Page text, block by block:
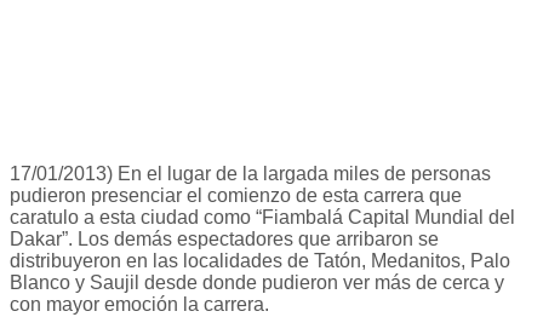
17/01/2013) En el lugar de la largada miles de personas
pudieron presenciar el comienzo de esta carrera que
caratulo a esta ciudad como “Fiambalá Capital Mundial del
Dakar”. Los demás espectadores que arribaron se
distribuyeron en las localidades de Tatón, Medanitos, Palo
Blanco y Saujil desde donde pudieron ver más de cerca y
con mayor emoción la carrera.